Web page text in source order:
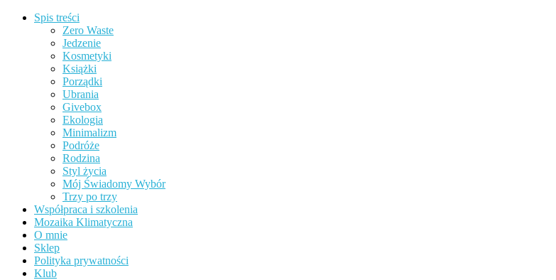
Spis treści
Zero Waste
Jedzenie
Kosmetyki
Książki
Porządki
Ubrania
Givebox
Ekologia
Minimalizm
Podróże
Rodzina
Styl życia
Mój Świadomy Wybór
Trzy po trzy
Współpraca i szkolenia
Mozaika Klimatyczna
O mnie
Sklep
Polityka prywatności
Klub